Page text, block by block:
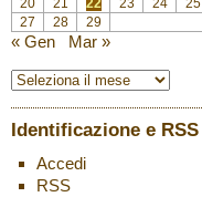
27
28 29
« Gen Mar »
Identificazione e RSS
Accedi
RSS